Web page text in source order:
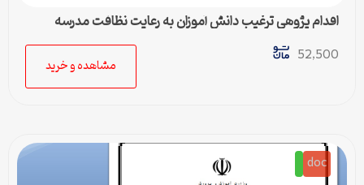
اقدام پژوهی ترغیب دانش آموزان به رعایت نظافت مدرسه
52,500
مشاهده و خرید
doc